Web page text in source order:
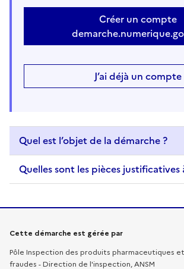
Créer un compte
J’ai déjà un compte
Quel est l’objet de la démarche ?
Quelles sont les pièces justificatives
Informations sur la
Cette démarche est gérée par
Pôle Inspection des produits pharmaceutiques
fraudes - Direction de l'inspection, ANSM